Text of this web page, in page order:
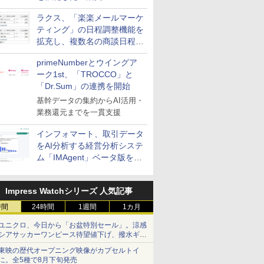
送信防止アドインサービス」
を提供
ラクス、「楽楽メールマーケ
ティング」の日程調整機能を
拡充し、複数名の商談日程調
整を効率化
primeNumberとウイングア
ーク1st、「TROCCO」と
「Dr.Sum」の連携を開始
基幹データの集約からAI活用・
業務還元までを一貫支援
インフォマート、取引データ
をAI分析する経営分析システ
ム「IMAgent」ベータ版を提
Impress Watchシリーズ 人気記事
24時間 1週間 1カ月
ニクロ、今日から「お盆特別セール」。涼感
アサッカーワンピース待望値下げ、撥水ギア
ョーツは1990円に
映の歴代オープニング映像がカプセルトイ
。全5種で8月下旬発売